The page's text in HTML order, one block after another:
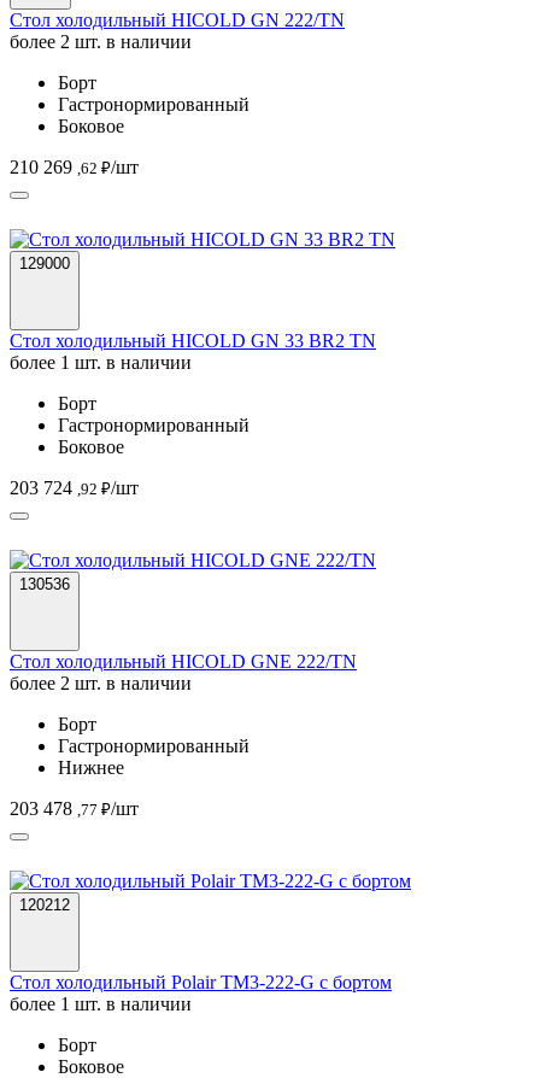
Стол холодильный HICOLD GN 222/TN
более 2 шт. в наличии
Борт
Гастронормированный
Боковое
210 269 ,62 ₽/шт
129000
Стол холодильный HICOLD GN 33 BR2 TN
более 1 шт. в наличии
Борт
Гастронормированный
Боковое
203 724 ,92 ₽/шт
130536
Стол холодильный HICOLD GNE 222/TN
более 2 шт. в наличии
Борт
Гастронормированный
Нижнее
203 478 ,77 ₽/шт
120212
Стол холодильный Polair TM3-222-G с бортом
более 1 шт. в наличии
Борт
Боковое